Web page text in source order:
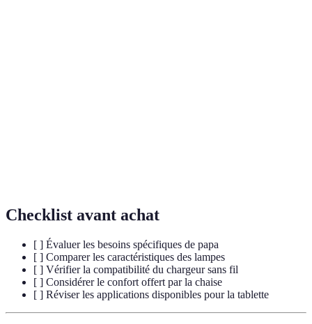
Checklist avant achat
[ ] Évaluer les besoins spécifiques de papa
[ ] Comparer les caractéristiques des lampes
[ ] Vérifier la compatibilité du chargeur sans fil
[ ] Considérer le confort offert par la chaise
[ ] Réviser les applications disponibles pour la tablette